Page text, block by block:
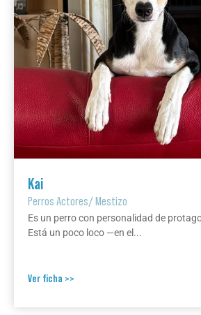
Kai
Perros Actores/Mestizo
Es un perro con personalidad de
Está un poco loco —en el...
Ver ficha >>